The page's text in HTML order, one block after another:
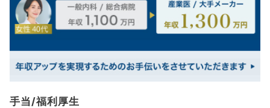
手当/福利厚生